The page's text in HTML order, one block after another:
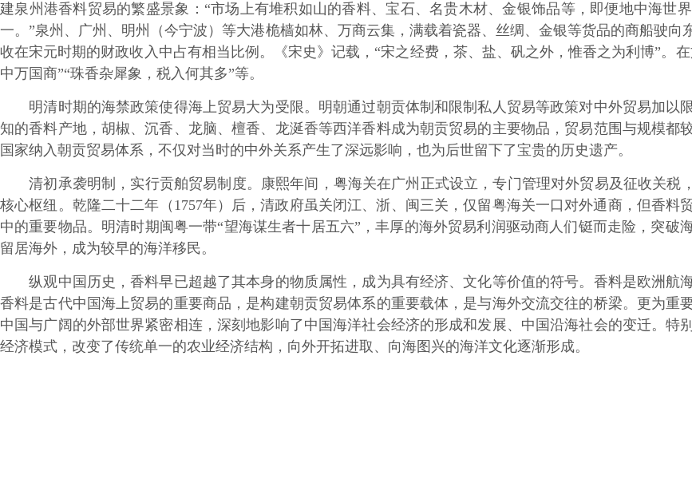
建泉州港香料贸易的繁盛景象：“市场上有堆积如山的香料、宝石、名贵木材、金银饰品等，即便地中海世
一。”泉州、广州、明州（今宁波）等大港桅樯如林、万商云集，满载着瓷器、丝绸、金银等货品的商船驶
收在宋元时期的财政收入中占有相当比例。《宋史》记载，“宋之经费，茶、盐、矾之外，惟香之为利博”。
中万国商”“珠香杂犀象，税入何其多”等。
明清时期的海禁政策使得海上贸易大为受限。明朝通过朝贡体制和限制私人贸易等政策对中外贸易加以
知的香料产地，胡椒、沉香、龙脑、檀香、龙涎香等西洋香料成为朝贡贸易的主要物品，贸易范围与规模
国家纳入朝贡贸易体系，不仅对当时的中外关系产生了深远影响，也为后世留下了宝贵的历史遗产。
清初承袭明制，实行贡舶贸易制度。康熙年间，粤海关在广州正式设立，专门管理对外贸易及征收关税
核心枢纽。乾隆二十二年（1757年）后，清政府虽关闭江、浙、闽三关，仅留粤海关一口对外通商，但香
中的重要物品。明清时期闽粤一带“望海谋生者十居五六”，丰厚的海外贸易利润驱动商人们铤而走险，突
留居海外，成为较早的海洋移民。
纵观中国历史，香料早已超越了其本身的物质属性，成为具有经济、文化等价值的符号。香料是欧洲航
香料是古代中国海上贸易的重要商品，是构建朝贡贸易体系的重要载体，是与海外交流交往的桥梁。更为
中国与广阔的外部世界紧密相连，深刻地影响了中国海洋社会经济的形成和发展、中国沿海社会的变迁。
经济模式，改变了传统单一的农业经济结构，向外开拓进取、向海图兴的海洋文化逐渐形成。